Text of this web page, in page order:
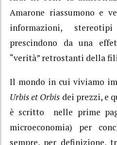
Amarone riassumono e
informazioni,
prescindono da una
“verità” retrostanti della
Il mondo in cui viviamo
Urbis et Orbis dei prezzi, e
è scritto nelle prime
microeconomia) per
sempre, per definizione,